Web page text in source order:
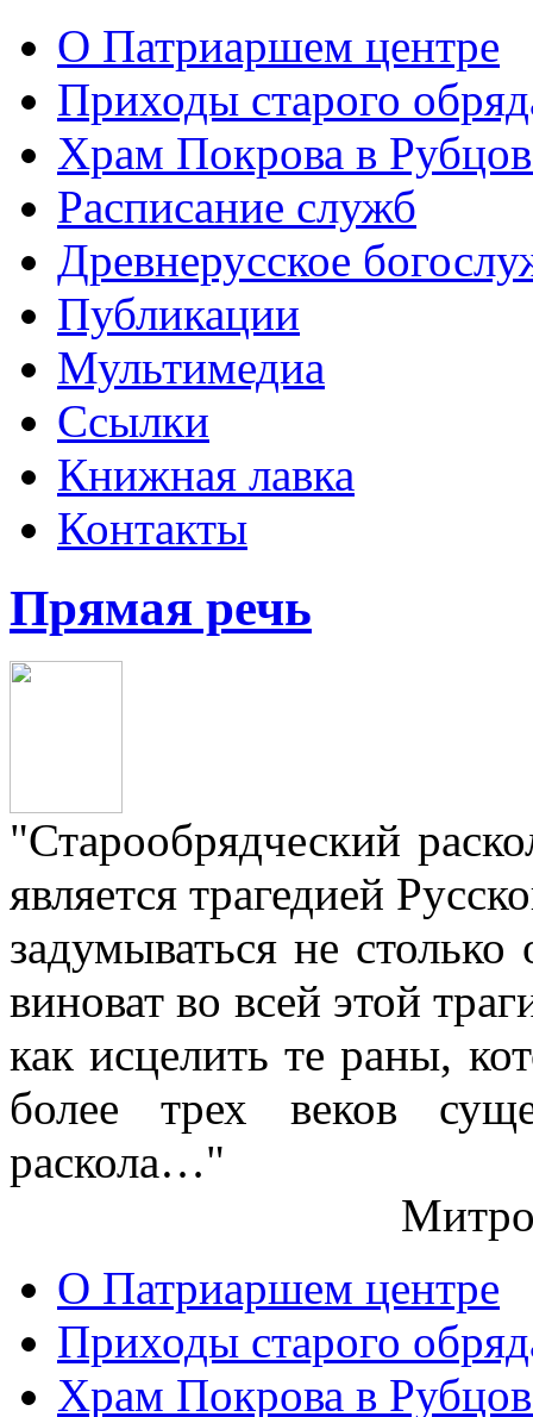
О Патриаршем центре
Приходы старого
Храм Покрова в
Расписание служб
Древнерусское
Публикации
Мультимедиа
Ссылки
Книжная лавка
Контакты
Прямая речь
"Старообрядческий
является трагедией
задумываться не
виноват во всей этой
как исцелить те раны,
более трех веков
раскола…"
О Патриаршем центре
Приходы старого
Храм Покрова в